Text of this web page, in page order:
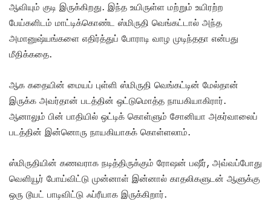
ஆவியும் குடி இருக்கிறது. இந்த உயிருள்ள மற்றும் உயிரற்ற
பேய்களிடம் மாட்டிக்கொண்ட ஸ்மிருதி வெங்கட்டால் அந்த
அமானுஷ்யங்களை எதிர்த்துப் போராடி வாழ முடிந்ததா என்பது
மீதிக்கதை.
ஆக கதையின் மையப் புள்ளி ஸ்மிருதி வெங்கட்டின் மேல்தான்
இருக்க அவர்தான் படத்தின் ஒட்டுமொத்த நாயகியாகிரார்.
ஆனாலும் பின் பாதியில் ஒட்டிக் கொள்ளும் சோனியா அகர்வாலைப்
படத்தின் இன்னொரு நாயகியாகக் கொள்ளலாம்.
ஸ்மிருதியின் கணவராக நடித்திருக்கும் ரோஷன் பஷீர், அவ்வப்போது
வெளியூர் போய்விட்டு முன்னாள் இன்னால் காதலிகளுடன் ஆளுக்கு
ஒரு டூயட் பாடிவிட்டு ஃப்ரீயாக இருக்கிறார்.